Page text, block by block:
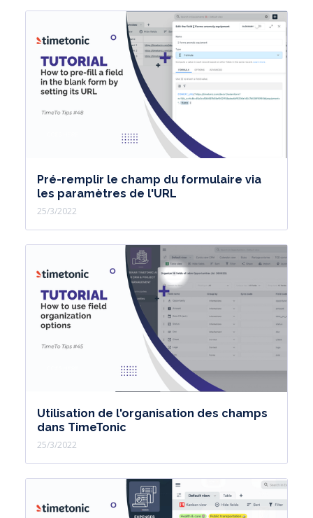
Pré-remplir le champ du formulaire via
les paramètres de l'URL
25/3/2022
Utilisation de l'organisation des champs
dans TimeTonic
25/3/2022